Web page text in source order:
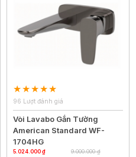
96 Lượt đánh giá
Vòi Lavabo Gắn Tường
American Standard WF-
1704HG
5.024.000 ₫ 9.000.000 ₫